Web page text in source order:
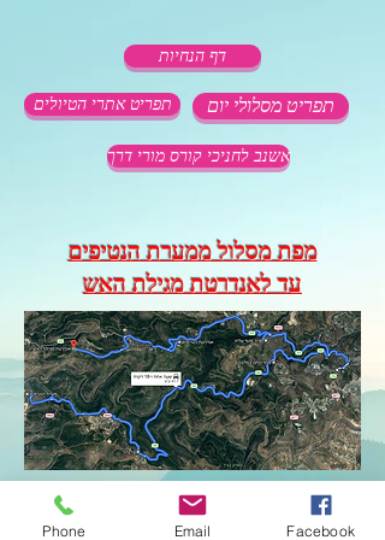
דף הנחיות
תפריט אתרי הטיולים
אשנב לחניכי קורס מורי דרך
תפריט מסלולי יום
מפת מסלול ממערת הנטיפים
עד לאנדרטת מגילת האש
Phone Email Facebook